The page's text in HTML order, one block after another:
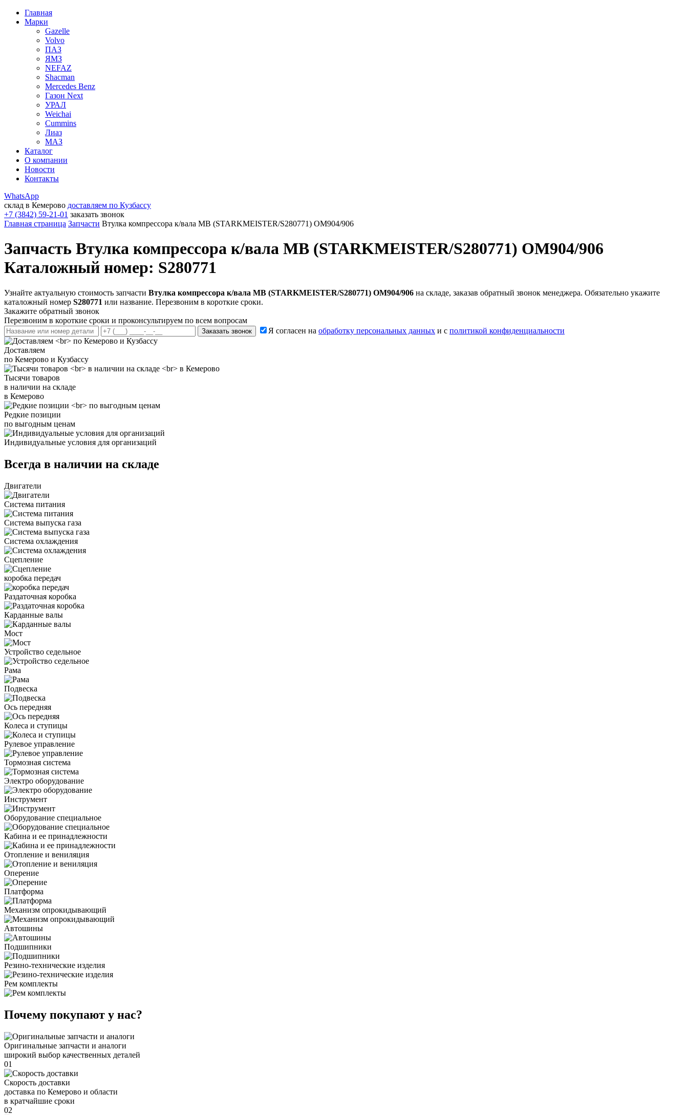
Главная
Марки
Gazelle
Volvo
ПАЗ
ЯМЗ
NEFAZ
Shacman
Mercedes Benz
Газон Next
УРАЛ
Weichai
Cummins
Лиаз
МАЗ
Каталог
О компании
Новости
Контакты
WhatsApp
склад в Кемерово доставляем по Кузбассу
+7 (3842) 59-21-01 заказать звонок
Главная страница Запчасти Втулка компрессора к/вала MB (STARKMEISTER/S280771) OM904/906
Запчасть Втулка компрессора к/вала MB (STARKMEISTER/S280771) OM904/906
Каталожный номер: S280771
Узнайте актуальную стоимость запчасти Втулка компрессора к/вала MB (STARKMEISTER/S280771) OM904/906 на складе, заказав обратный звонок менеджера. Обязательно укажите
каталожный номер S280771 или название. Перезвоним в короткие сроки.
Закажите обратный звонок
Перезвоним в короткие сроки и проконсультируем по всем вопросам
Заказать звонок Я согласен на обработку персональных данных и с политикой конфиденциальности
Доставляем
по Кемерово и Кузбассу
Тысячи товаров
в наличии на складе
в Кемерово
Редкие позиции
по выгодным ценам
Индивидуальные условия для организаций
Всегда в наличии на складе
Двигатели
Система питания
Система выпуска газа
Система охлаждения
Сцепление
коробка передач
Раздаточная коробка
Карданные валы
Мост
Устройство седельное
Рама
Подвеска
Ось передняя
Колеса и ступицы
Рулевое управление
Тормозная система
Электро оборудование
Инструмент
Оборудование специальное
Кабина и ее принадлежности
Отопление и вениляция
Оперение
Платформа
Механизм опрокидывающий
Автошины
Подшипники
Резино-технические изделия
Рем комплекты
Почему покупают у нас?
Оригинальные запчасти и аналоги
широкий выбор качественных деталей
01
Скорость доставки
доставка по Кемерово и области
в кратчайшие сроки
02